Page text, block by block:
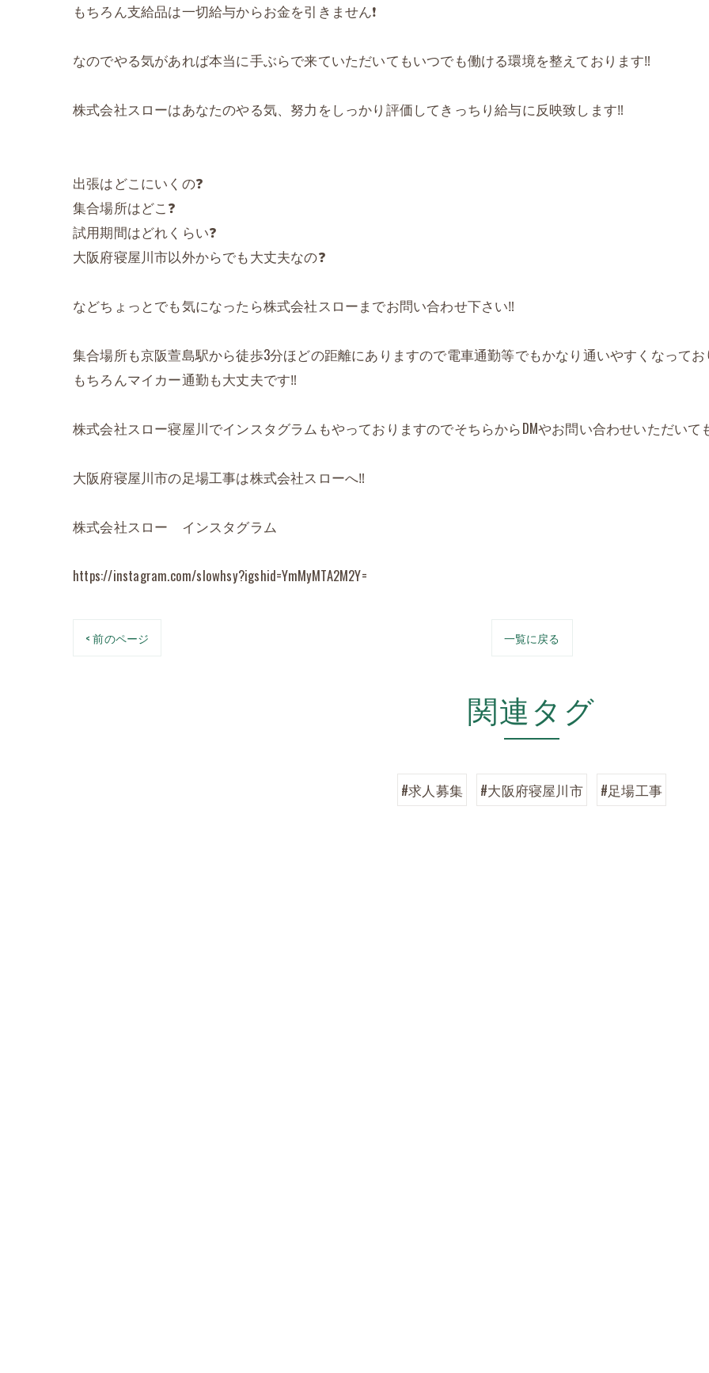
もちろん支給品は一切給与からお金を引きません❗️
なのでやる気があれば本当に手ぶらで来ていただいてもいつでも働ける環境を整えております‼️
株式会社スローはあなたのやる気、努力をしっかり評価してきっちり給与に反映致します‼️
出張はどこにいくの❓
集合場所はどこ❓
試用期間はどれくらい❓
大阪府寝屋川市以外からでも大丈夫なの❓
などちょっとでも気になったら株式会社スローまでお問い合わせ下さい‼️
集合場所も京阪萱島駅から徒歩3分ほどの距離にありますので電車通勤等でもかなり通いやすくなって
もちろんマイカー通勤も大丈夫です‼️
株式会社スロー寝屋川でインスタグラムもやっておりますのでそちらからDMやお問い合わせいただいて
大阪府寝屋川市の足場工事は株式会社スローへ‼️
株式会社スロー インスタグラム
https://instagram.com/slowhsy?igshid=YmMyMTA2M2Y=
< 前のページ 一覧に戻る
関連タグ
#求人募集 #大阪府寝屋川市 #足場工事